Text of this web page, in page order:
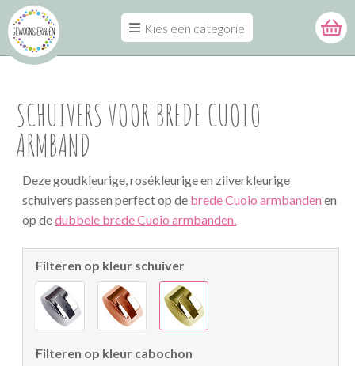
Kies een categorie
SCHUIVERS VOOR BREDE CUOIO
ARMBAND
Deze goudkleurige, rosékleurige en zilverkleurige
schuivers passen perfect op de brede Cuoio armbanden en
op dedubbele brede Cuoio armbanden.
Filteren op kleur schuiver
Filteren op kleur cabochon